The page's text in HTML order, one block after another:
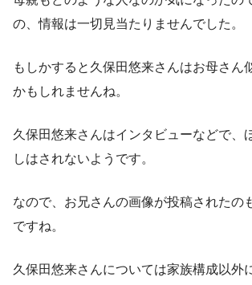
の、情報は一切見当たりませんでした。
もしかすると久保田悠来さんはお母さん
かもしれませんね。
久保田悠来さんはインタビューなどで、
しはされないようです。
なので、お兄さんの画像が投稿されたの
ですね。
久保田悠来さんについては家族構成以外